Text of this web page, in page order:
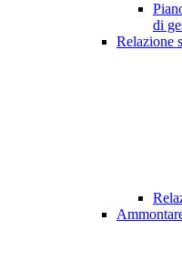
di
Relazione